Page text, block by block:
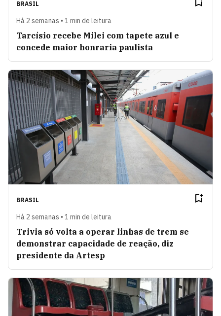
BRASIL
Há 2 semanas • 1 min de leitura
Tarcísio recebe Milei com tapete azul e
concede maior honraria paulista
BRASIL
Há 2 semanas • 1 min de leitura
Trivia só volta a operar linhas de trem se
demonstrar capacidade de reação, diz
presidente da Artesp